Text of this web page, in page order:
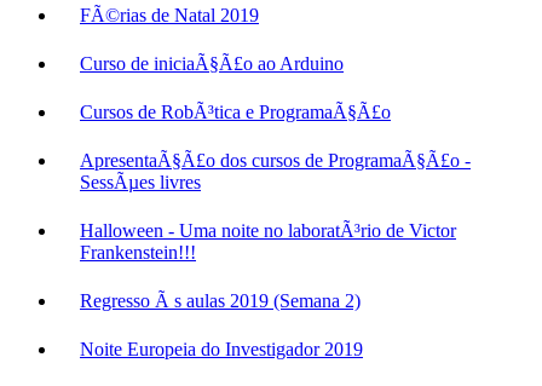
FÃ©rias de Natal 2019
Curso de iniciaÃ§Ã£o ao Arduino
Cursos de RobÃ³tica e ProgramaÃ§Ã£o
ApresentaÃ§Ã£o dos cursos de ProgramaÃ§Ã£o -
SessÃµes livres
Halloween - Uma noite no laboratÃ³rio de Victor
Frankenstein!!!
Regresso Ã s aulas 2019 (Semana 2)
Noite Europeia do Investigador 2019